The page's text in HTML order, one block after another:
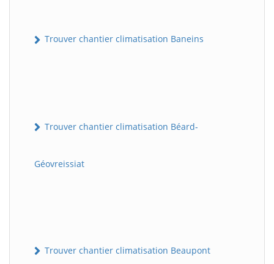
Trouver chantier climatisation Baneins
Trouver chantier climatisation Béard-
Géovreissiat
Trouver chantier climatisation Beaupont